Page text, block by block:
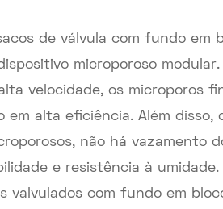
de válvula com fundo em
microporoso
velocidade, os microporos
alta eficiência. Além disso,
não há vazamento
e resistência à umidade.
valvulados com fundo em